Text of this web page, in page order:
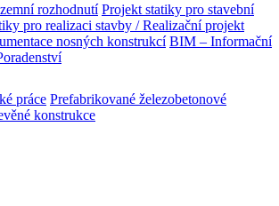
rozhodnutí Projekt statiky pro stavební
pro realizaci stavby / Realizační projekt
nosných konstrukcí BIM – Informační
práce Prefabrikované železobetonové
konstrukce